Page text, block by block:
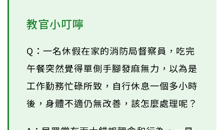
教官小叮嚀
Q：一名休假在家的消防局督察員，吃完
午餐突然覺得單側手腳發麻無力，以為是
工作勤務忙碌所致，自行休息一個多小時
後，身體不適仍無改善，該怎麼處理呢？